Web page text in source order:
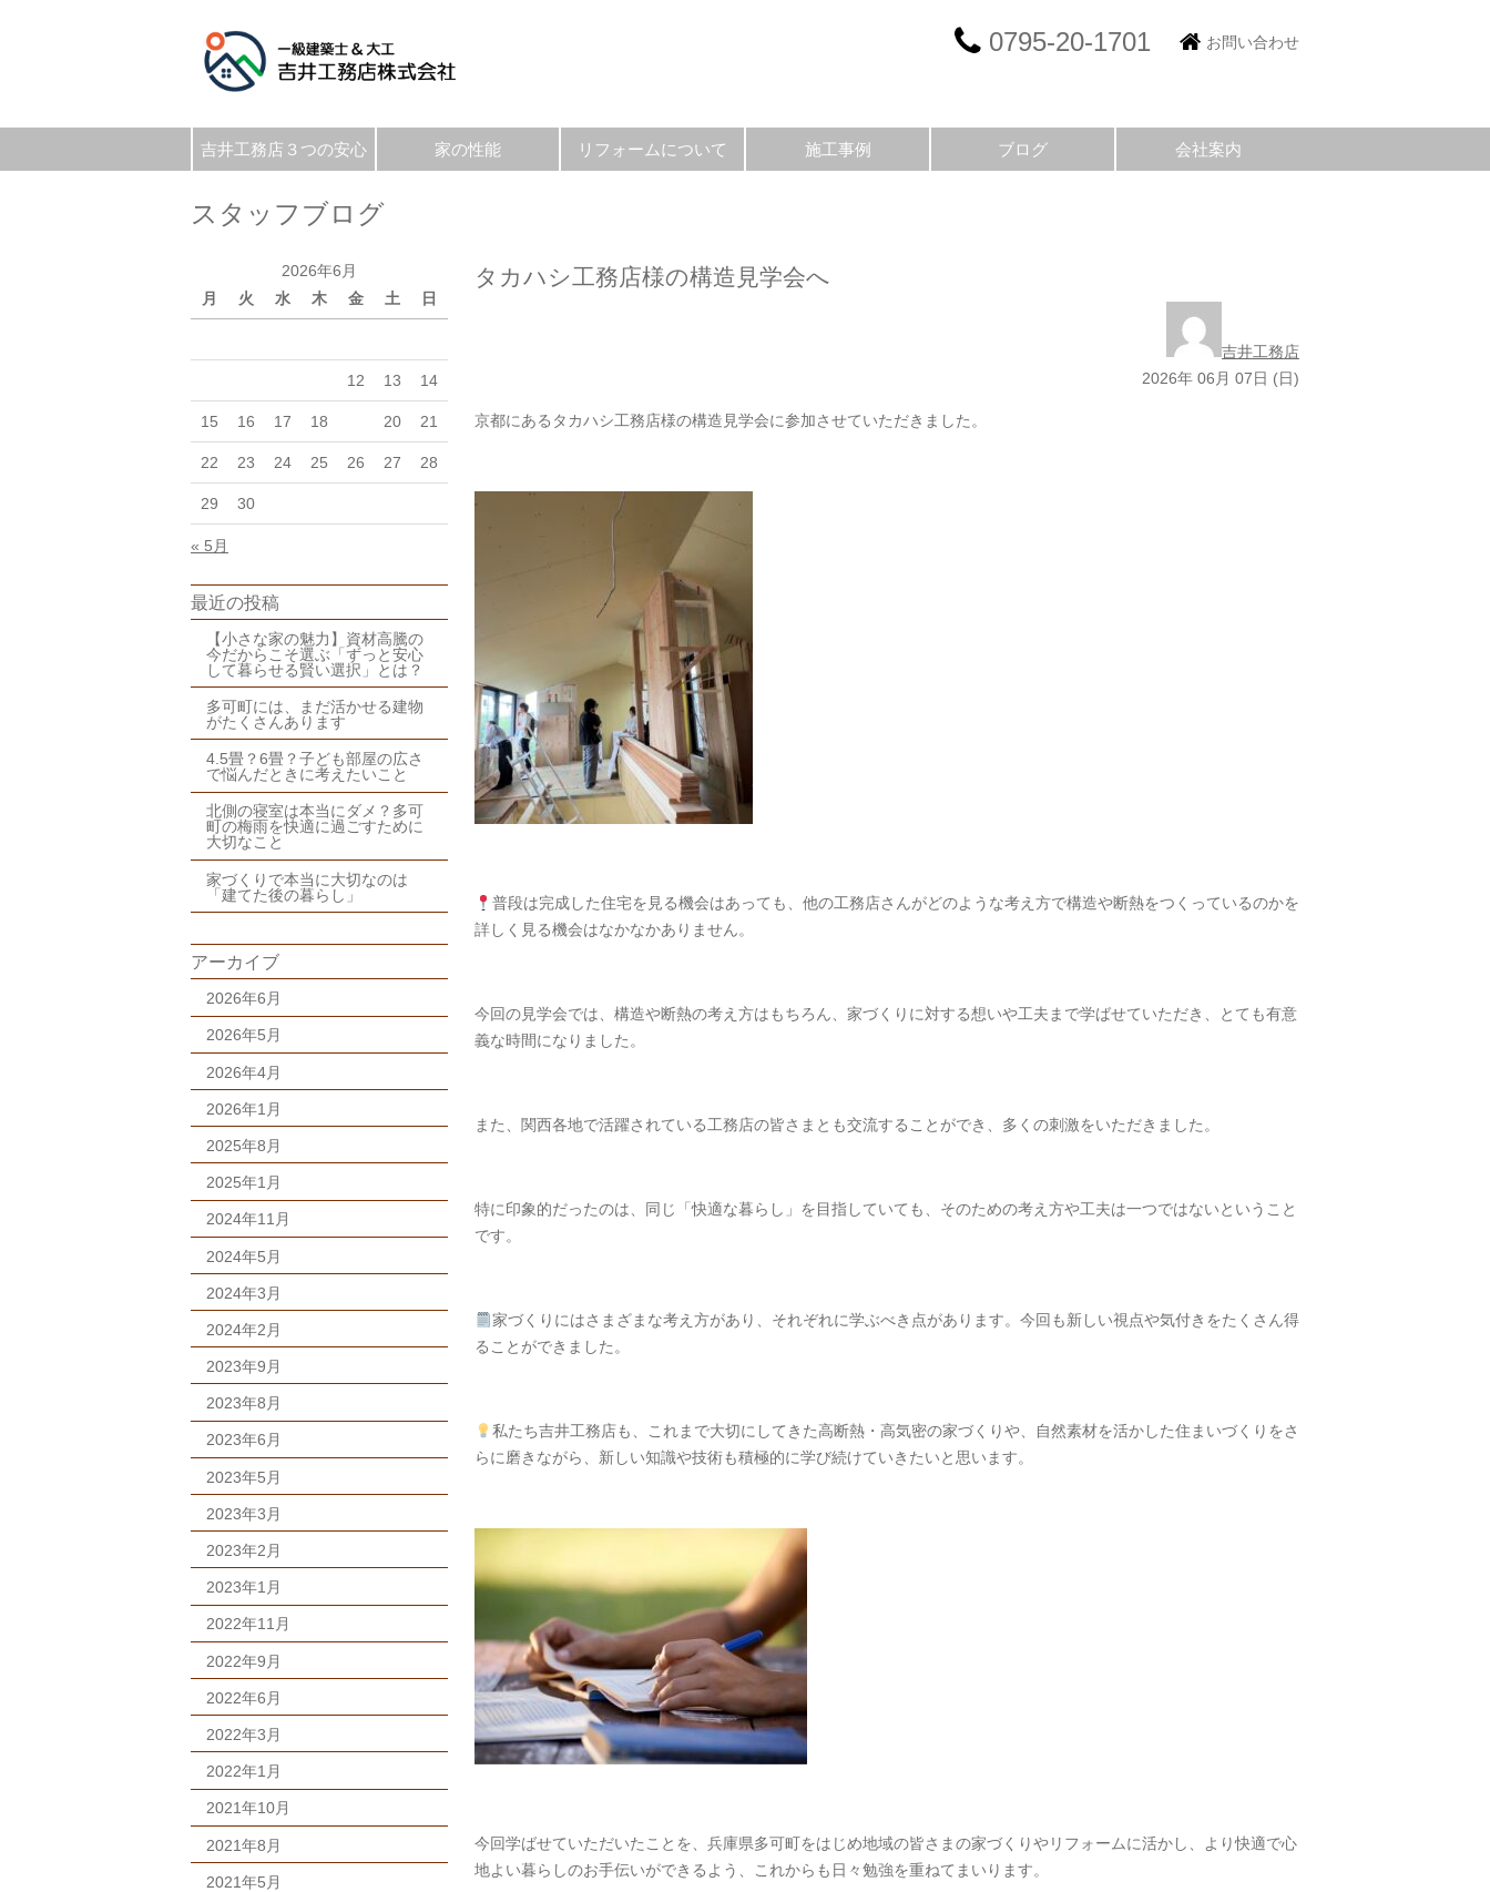
0795-20-1701 お問い合わせ
吉井工務店３つの安心 家の性能 リフォームについて 施工事例 ブログ 会社案内
スタッフブログ
2026年6月
月
火 水 木 金 土 日
12 13 14
15 16 17 18 20 21
22 23 24 25 26 27 28
29 30
« 5月
最近の投稿
【小さな家の魅力】資材高騰の
今だからこそ選ぶ「ずっと安心
して暮らせる賢い選択」とは？
多可町には、まだ活かせる建物
がたくさんあります
4.5畳？6畳？子ども部屋の広さ
で悩んだときに考えたいこと
北側の寝室は本当にダメ？多可
町の梅雨を快適に過ごすために
大切なこと
家づくりで本当に大切なのは
「建てた後の暮らし」
アーカイブ
2026年6月
2026年5月
2026年4月
2026年1月
2025年8月
2025年1月
2024年11月
2024年5月
2024年3月
2024年2月
2023年9月
2023年8月
2023年6月
2023年5月
2023年3月
2023年2月
2023年1月
2022年11月
2022年9月
2022年6月
2022年3月
2022年1月
2021年10月
2021年8月
2021年5月
タカハシ工務店様の構造見学会へ
吉井工務店
2026年 06月 07日 (日)
京都にあるタカハシ工務店様の構造見学会に参加させていただきました。
普段は完成した住宅を見る機会はあっても、他の工務店さんがどのような考え方で構造や断熱をつくっているのかを
詳しく見る機会はなかなかありません。
今回の見学会では、構造や断熱の考え方はもちろん、家づくりに対する想いや工夫まで学ばせていただき、とても有意
義な時間になりました。
また、関西各地で活躍されている工務店の皆さまとも交流することができ、多くの刺激をいただきました。
特に印象的だったのは、同じ「快適な暮らし」を目指していても、そのための考え方や工夫は一つではないということ
です。
家づくりにはさまざまな考え方があり、それぞれに学ぶべき点があります。今回も新しい視点や気付きをたくさん得
ることができました。
私たち吉井工務店も、これまで大切にしてきた高断熱・高気密の家づくりや、自然素材を活かした住まいづくりをさ
らに磨きながら、新しい知識や技術も積極的に学び続けていきたいと思います。
今回学ばせていただいたことを、兵庫県多可町をはじめ地域の皆さまの家づくりやリフォームに活かし、より快適で心
地よい暮らしのお手伝いができるよう、これからも日々勉強を重ねてまいります。